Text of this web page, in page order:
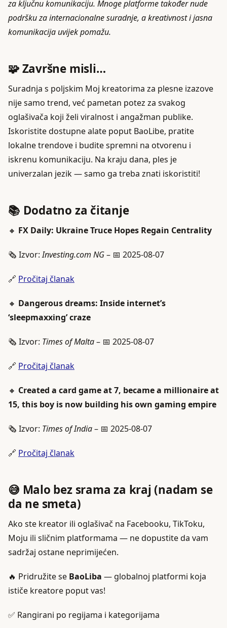
za ključnu komunikaciju. Mnoge platforme također nude
podršku za internacionalne suradnje, a kreativnost i jasna
komunikacija uvijek pomažu.
🧩 Završne misli…
Suradnja s poljskim Moj kreatorima za plesne izazove
nije samo trend, već pametan potez za svakog
oglašivača koji želi viralnost i angažman publike.
Iskoristite dostupne alate poput BaoLibe, pratite
lokalne trendove i budite spremni na otvorenu i
iskrenu komunikaciju. Na kraju dana, ples je
univerzalan jezik — samo ga treba znati iskoristiti!
📚 Dodatno za čitanje
🔸 FX Daily: Ukraine Truce Hopes Regain Centrality
🗞️ Izvor:Investing.com NG– 📅 2025-08-07
🔗 Pročitaj članak
🔸 Dangerous dreams: Inside internet’s
‘sleepmaxxing’ craze
🗞️ Izvor: Times of Malta– 📅 2025-08-07
🔗 Pročitaj članak
🔸 Created a card game at 7, became a millionaire at
15, this boy is now building his own gaming empire
🗞️ Izvor: Times of India– 📅 2025-08-07
🔗 Pročitaj članak
😅 Malo bez srama za kraj (nadam se
da ne smeta)
Ako ste kreator ili oglašivač na Facebooku, TikToku,
Moju ili sličnim platformama — ne dopustite da vam
sadržaj ostane neprimijećen.
🔥 Pridružite se BaoLiba — globalnoj platformi koja
ističe kreatore poput vas!
✅ Rangirani po regijama i kategorijama